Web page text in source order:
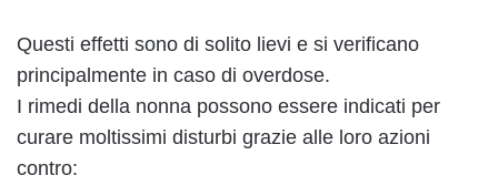
Questi effetti sono di solito lievi e si verificano
principalmente in caso di overdose.
I rimedi della nonna possono essere indicati per
curare moltissimi disturbi grazie alle loro azioni
contro: